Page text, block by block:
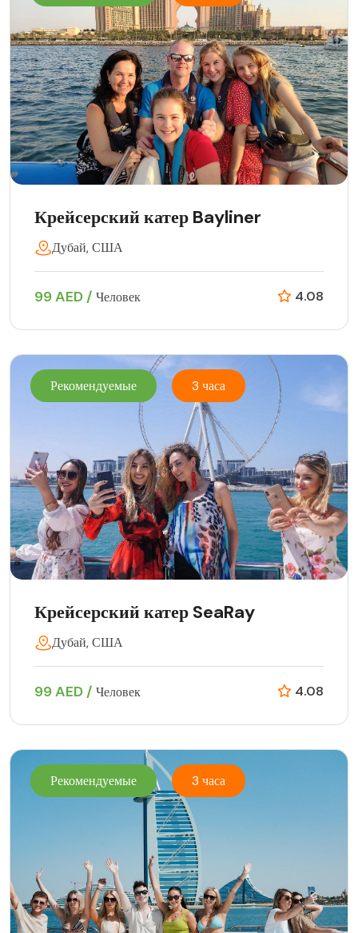
Крейсерский катер Bayliner
Дубай, США
99 AED / Человек 4.08
Рекомендуемые 3 часа
Крейсерский катер SeaRay
Дубай, США
99 AED / Человек 4.08
Рекомендуемые 3 часа